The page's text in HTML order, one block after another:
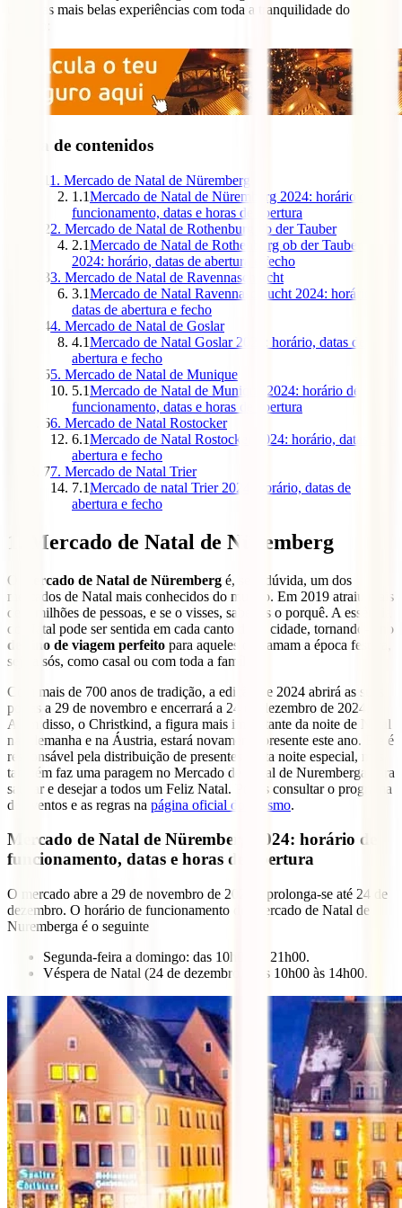
uma das mais belas experiências com toda a tranquilidade do
Tabla de contenidos
1. Mercado de Natal de Nüremberg
1.1Mercado de Natal de Nüremberg 2024: horário de
funcionamento, datas e horas de abertura
22. Mercado de Natal de Rothenburg ob der Tauber
2.1Mercado de Natal de Rothenburg ob der Tauber
2024: horário, datas de abertura e fecho
33. Mercado de Natal de Ravennaschlucht
3.1Mercado de Natal Ravennaschlucht 2024: horário,
datas de abertura e fecho
44. Mercado de Natal de Goslar
4.1Mercado de Natal Goslar 2024: horário, datas de
abertura e fecho
55. Mercado de Natal de Munique
5.1Mercado de Natal de Munique 2024: horário de
funcionamento, datas e horas de abertura
66. Mercado de Natal Rostocker
6.1Mercado de Natal Rostocker 2024: horário, datas de
abertura e fecho
77. Mercado de Natal Trier
7.1Mercado de natal Trier 2024: horário, datas de
abertura e fecho
1. Mercado de Natal de Nüremberg
O mercado de Natal de Nüremberg é, sem dúvida, um dos
mercados de Natal mais conhecidos do mundo. Em 2019 atraiu mais
de 2 milhões de pessoas, e se o visses, saberias o porquê. A essência
do Natal pode ser sentida em cada canto desta cidade, tornando-o no
destino de viagem perfeito para aqueles que amam a época festiva,
seja a sós, como casal ou com toda a família.
Com mais de 700 anos de tradição, a edição de 2024 abrirá as suas
portas a 29 de novembro e encerrará a 24 de dezembro de 2024.
Além disso, o Christkind, a figura mais importante da noite de Natal
na Alemanha e na Áustria, estará novamente presente este ano. Ele é
responsável pela distribuição de presentes nesta noite especial, mas
também faz uma paragem no Mercado de Natal de Nuremberga para
saudar e desejar a todos um Feliz Natal. Podes consultar o programa
de eventos e as regras na página oficial do turismo.
Mercado de Natal de Nüremberg 2024: horário de
funcionamento, datas e horas de abertura
O mercado abre a 29 de novembro de 2024 e prolonga-se até 24 de
dezembro. O horário de funcionamento do Mercado de Natal de
Nuremberga é o seguinte
Segunda-feira a domingo: das 10h00 às 21h00.
Véspera de Natal (24 de dezembro): das 10h00 às 14h00.